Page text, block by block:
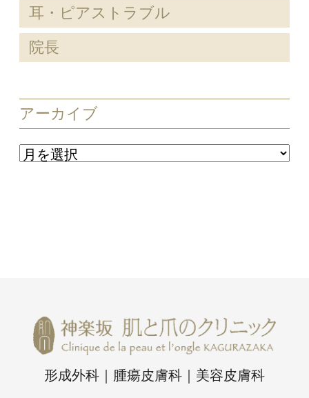
耳・ピアストラブル
院長
アーカイブ
形成外科｜腫瘍皮膚科｜美容皮膚科